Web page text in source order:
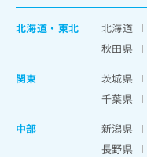
北海道 ・ 東北 北海道
秋田県
関東
茨城県
千葉県
中部
新潟県
長野県